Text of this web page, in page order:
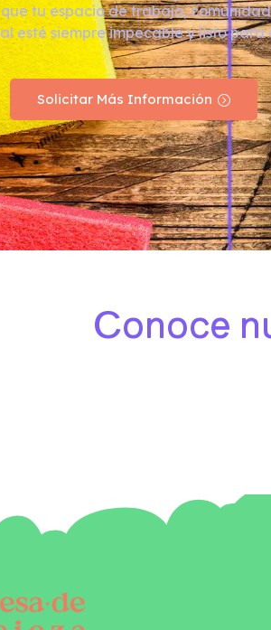
tu espacio de trabajo,
esté siempre impecable y listo
Solicitar Más Información
Conoce